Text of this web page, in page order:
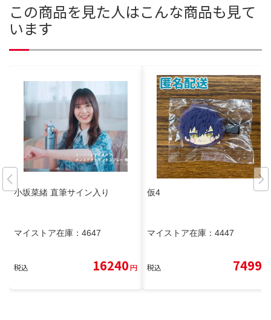
この商品を見た人はこんな商品も見て
います
小坂菜緒 直筆サイン入り
マイストア在庫： 4647
税込 16240円
仮4
マイストア在庫： 4447
税込 7499